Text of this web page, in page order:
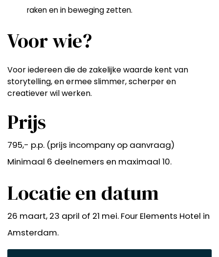
raken en in beweging zetten.
Voor wie?
Voor iedereen die de zakelijke waarde kent van
storytelling, en ermee slimmer, scherper en
creatiever wil werken.
Prijs
795,- p.p. (prijs incompany op aanvraag)
Minimaal 6 deelnemers en maximaal 10.
Locatie en datum
26 maart, 23 april of 21 mei. Four Elements Hotel in
Amsterdam.